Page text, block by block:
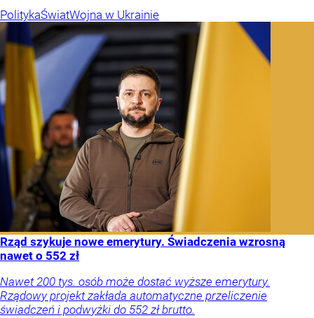
PolitykaŚwiatWojna w Ukrainie
Rząd szykuje nowe emerytury. Świadczenia wzrosną
nawet o 552 zł
Nawet 200 tys. osób może dostać wyższe emerytury.
Rządowy projekt zakłada automatyczne przeliczenie
świadczeń i podwyżki do 552 zł brutto.